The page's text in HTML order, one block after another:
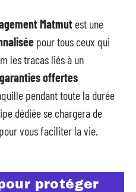
Matmut est une
pour tous ceux qui
les tracas liés à un
garanties offertes
pendant toute la durée
dédiée se chargera de
vous faciliter la vie.
protéger